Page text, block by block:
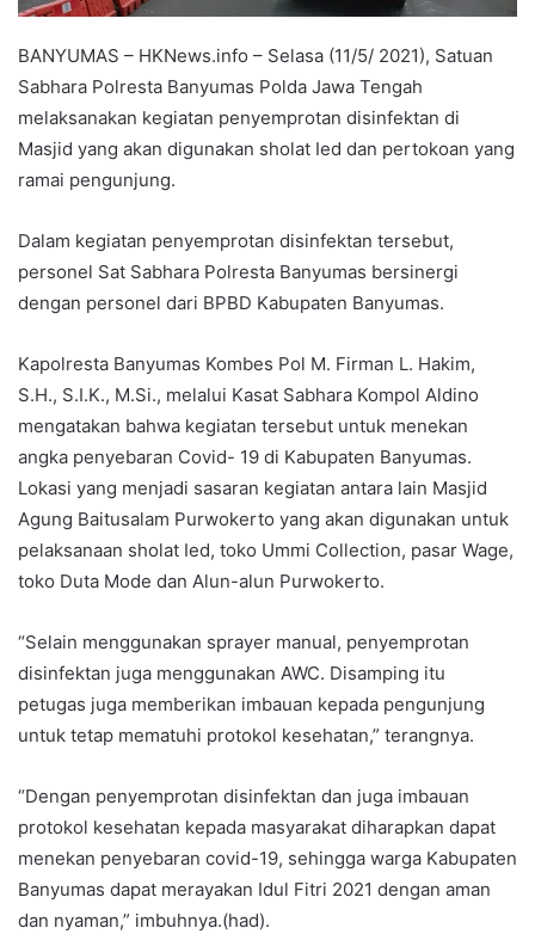
BANYUMAS – HKNews.info – Selasa (11/5/ 2021), Satuan
Sabhara Polresta Banyumas Polda Jawa Tengah
melaksanakan kegiatan penyemprotan disinfektan di
Masjid yang akan digunakan sholat Ied dan pertokoan yang
ramai pengunjung.
Dalam kegiatan penyemprotan disinfektan tersebut,
personel Sat Sabhara Polresta Banyumas bersinergi
dengan personel dari BPBD Kabupaten Banyumas.
Kapolresta Banyumas Kombes Pol M. Firman L. Hakim,
S.H., S.I.K., M.Si., melalui Kasat Sabhara Kompol Aldino
mengatakan bahwa kegiatan tersebut untuk menekan
angka penyebaran Covid- 19 di Kabupaten Banyumas.
Lokasi yang menjadi sasaran kegiatan antara lain Masjid
Agung Baitusalam Purwokerto yang akan digunakan untuk
pelaksanaan sholat Ied, toko Ummi Collection, pasar Wage,
toko Duta Mode dan Alun-alun Purwokerto.
“Selain menggunakan sprayer manual, penyemprotan
disinfektan juga menggunakan AWC. Disamping itu
petugas juga memberikan imbauan kepada pengunjung
untuk tetap mematuhi protokol kesehatan,” terangnya.
“Dengan penyemprotan disinfektan dan juga imbauan
protokol kesehatan kepada masyarakat diharapkan dapat
menekan penyebaran covid-19, sehingga warga Kabupaten
Banyumas dapat merayakan Idul Fitri 2021 dengan aman
dan nyaman,” imbuhnya.(had).